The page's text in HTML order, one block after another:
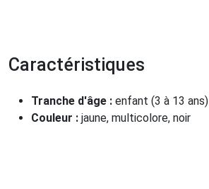
Caractéristiques
Tranche d'âge : enfant (3 à 13 ans)
Couleur : jaune, multicolore, noir